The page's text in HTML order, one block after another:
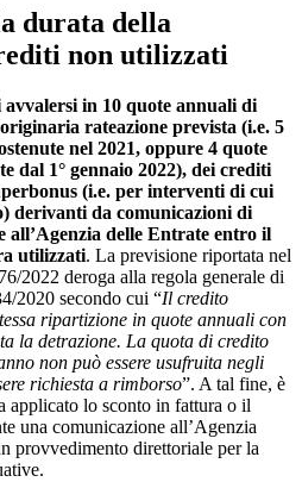
durata della
non utilizzati
in 10 quote annuali di
rateazione prevista (i.e. 5
nel 2021, oppure 4 quote
dal 1° gennaio 2022), dei crediti
(i.e. per interventi di cui
derivanti da comunicazioni di
all’Agenzia delle Entrate entro il
utilizzati. La previsione riportata nel
2022 deroga alla regola generale di
2020 secondo cui “Il credito
ripartizione in quote annuali con
la detrazione. La quota di credito
non può essere usufruita negli
richiesta a rimborso”. A tal fine, è
applicato lo sconto in fattura o il
una comunicazione all’Agenzia
provvedimento direttoriale per la